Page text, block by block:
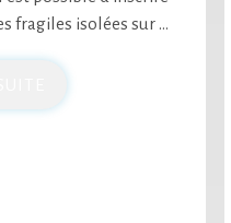
fragiles isolées sur …